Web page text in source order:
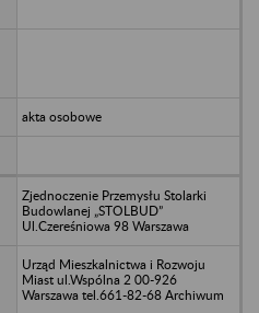
akta osobowe
Zjednoczenie Przemysłu Stolarki
Budowlanej „STOLBUD”
Ul.Czereśniowa 98 Warszawa
Urząd Mieszkalnictwa i Rozwoju
Miast ul.Wspólna 2 00-926
Warszawa tel.661-82-68 Archiwum